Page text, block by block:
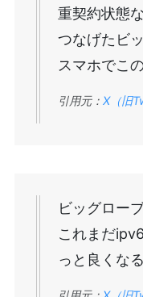
重契約状態
つなげたビ
スマホでこ
引用元： X（旧
ビッグロー
これまだ
っと良くな